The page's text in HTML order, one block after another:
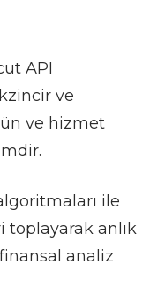
API
ve
ve hizmet
ile
anlık
analiz